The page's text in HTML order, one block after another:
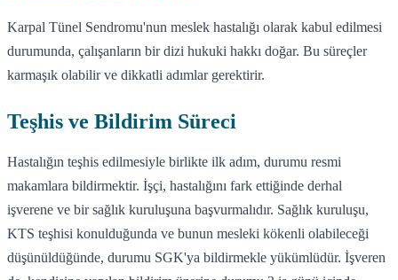
Karpal Tünel Sendromu'nun meslek hastalığı olarak kabul edilmesi
durumunda, çalışanların bir dizi hukuki hakkı doğar. Bu süreçler
karmaşık olabilir ve dikkatli adımlar gerektirir.
Teşhis ve Bildirim Süreci
Hastalığın teşhis edilmesiyle birlikte ilk adım, durumu resmi
makamlara bildirmektir. İşçi, hastalığını fark ettiğinde derhal
işverene ve bir sağlık kuruluşuna başvurmalıdır. Sağlık kuruluşu,
KTS teşhisi konulduğunda ve bunun mesleki kökenli olabileceği
düşünüldüğünde, durumu SGK'ya bildirmekle yükümlüdür. İşveren